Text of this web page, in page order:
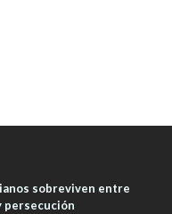
sobreviven entre
persecución